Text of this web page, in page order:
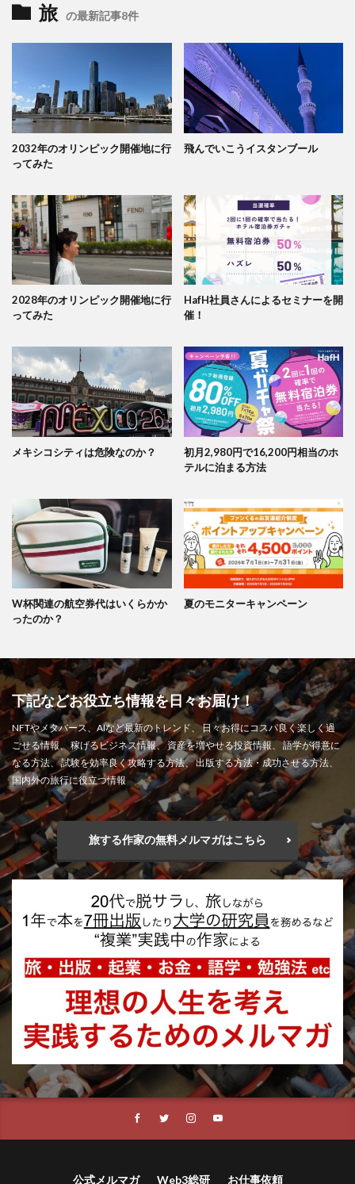
旅 の最新記事8件
2032年のオリンピック開催地に行
ってみた
飛んでいこうイスタンブール
2028年のオリンピック開催地に行
ってみた
HafH社員さんによるセミナーを開
催！
メキシコシティは危険なのか？
初月2,980円で16,200円相当のホ
テルに泊まる方法
W杯関連の航空券代はいくらかか
ったのか？
夏のモニターキャンペーン
下記などお役立ち情報を日々お届け！
NFTやメタバース、AIなど最新のトレンド、 日々お得にコスパ良く楽しく過
ごせる情報、 稼げるビジネス情報、 資産を増やせる投資情報、 語学が得意に
なる方法、 試験を効率良く攻略する方法、 出版する方法・成功させる方法、
国内外の旅行に役立つ情報
旅する作家の無料メルマガはこちら
公式メルマガ Web3総研 お仕事依頼